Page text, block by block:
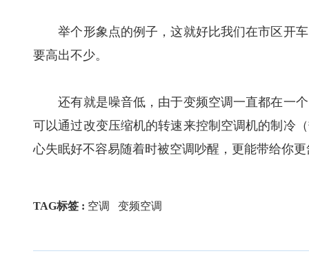
举个形象点的例子，这就好比我们在市区开车
要高出不少。
还有就是噪音低，由于变频空调一直都在一个
可以通过改变压缩机的转速来控制空调机的制冷
心失眠好不容易随着时被空调吵醒，更能带给你
TAG标签 : 空调 变频空调